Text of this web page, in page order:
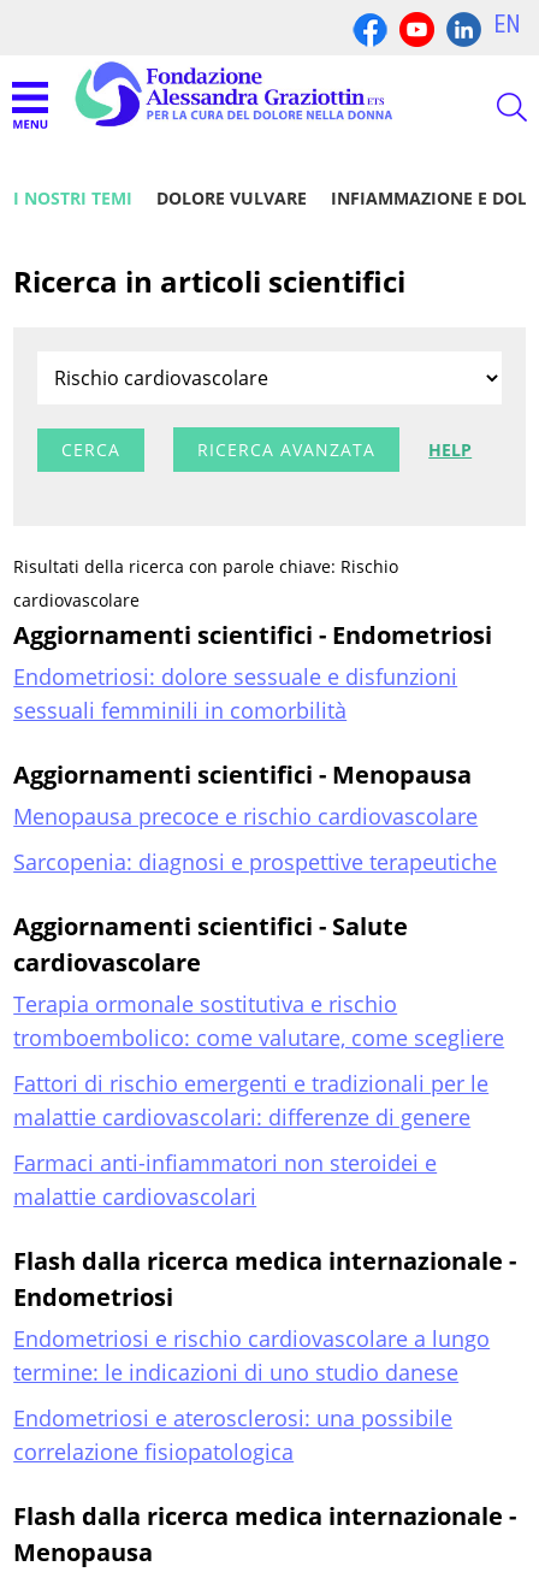
EN
I NOSTRI TEMI DOLORE VULVARE INFIAMMAZIONE E
Ricerca in articoli scientifici
RICERCA AVANZATA HELP
Risultati della ricerca con parole chiave: Rischio
cardiovascolare
Aggiornamenti scientifici - Endometriosi
Endometriosi: dolore sessuale e disfunzioni
sessuali femminili in comorbilità
Aggiornamenti scientifici - Menopausa
Menopausa precoce e rischio cardiovascolare
Sarcopenia: diagnosi e prospettive terapeutiche
Aggiornamenti scientifici - Salute
cardiovascolare
Terapia ormonale sostitutiva e rischio
tromboembolico: come valutare, come scegliere
Fattori di rischio emergenti e tradizionali per le
malattie cardiovascolari: differenze di genere
Farmaci anti-infiammatori non steroidei e
malattie cardiovascolari
Flash dalla ricerca medica internazionale -
Endometriosi
Endometriosi e rischio cardiovascolare a lungo
termine: le indicazioni di uno studio danese
Endometriosi e aterosclerosi: una possibile
correlazione fisiopatologica
Flash dalla ricerca medica internazionale -
Menopausa